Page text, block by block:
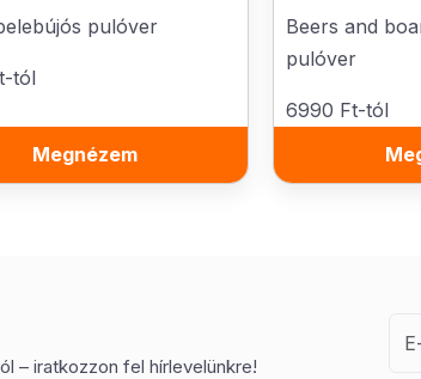
pulóver
tól
Megnézem
Beers and
pulóver
6990 Ft-tól
– iratkozzon fel hírlevelünkre!